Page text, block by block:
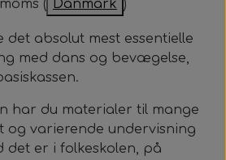
( Danmark )
det absolut mest essentielle
med dans og bevægelse,
har du materialer til mange
og varierende undervisning
det er i folkeskolen, på